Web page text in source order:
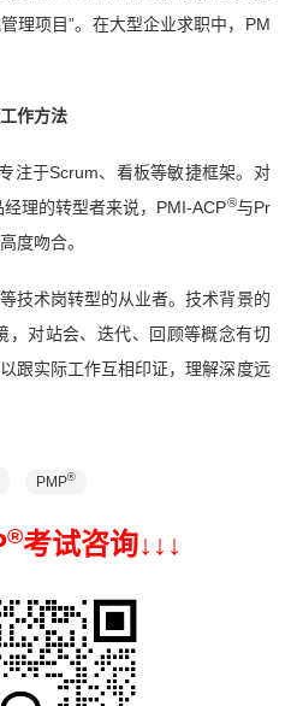
理项目”。在大型企业求职中，PM
作方法
注于Scrum、看板等敏捷框架。对
理的转型者来说，PMI-ACP®与Pr
度吻合。
技术岗转型的从业者。技术背景的
，对站会、迭代、回顾等概念有切
跟实际工作互相印证，理解深度远
PMP®
®考试咨询↓ ↓ ↓